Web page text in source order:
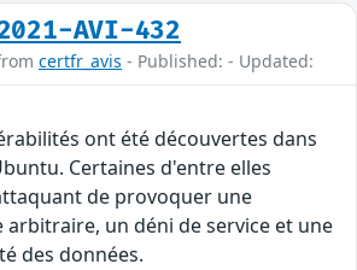
2021-AVI-432
certfr_avis - Published: - Updated:
ont été découvertes dans
Certaines d'entre elles
de provoquer une
arbitraire, un déni de service et une
des données.